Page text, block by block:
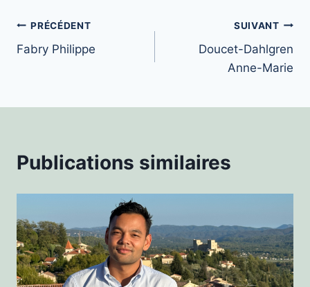
Navigation
de
PRÉCÉDENT
Fabry Philippe
SUIVANT
Doucet-Dahlgren
Anne-Marie
Publications similaires